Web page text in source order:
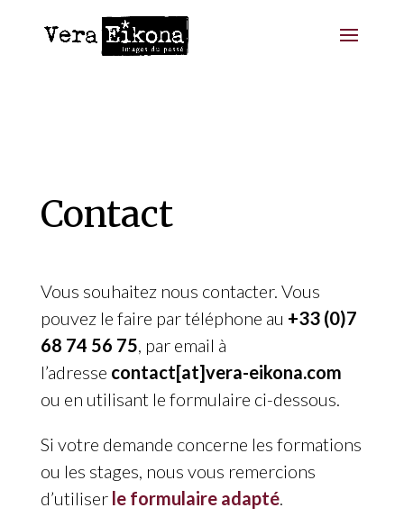
Contact
Vous souhaitez nous contacter. Vous
pouvez le faire par téléphone au +33 (0)7
68 74 56 75, par email à
l’adresse contact[at]vera-eikona.com
ou en utilisant le formulaire ci-dessous.
Si votre demande concerne les formations
ou les stages, nous vous remercions
d’utiliser le formulaire adapté.